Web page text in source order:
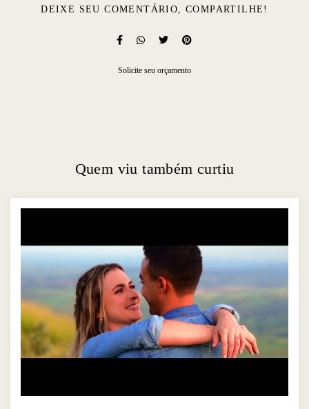
DEIXE SEU COMENTÁRIO, COMPARTILHE!
Solicite seu orçamento
Quem viu também curtiu